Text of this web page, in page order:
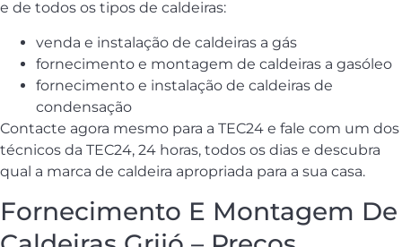
e de todos os tipos de caldeiras:
venda e instalação de caldeiras a gás
fornecimento e montagem de caldeiras a gasóleo
fornecimento e instalação de caldeiras de
condensação
Contacte agora mesmo para a TEC24 e fale com um dos
técnicos da TEC24, 24 horas, todos os dias e descubra
qual a marca de caldeira apropriada para a sua casa.
Fornecimento E Montagem De